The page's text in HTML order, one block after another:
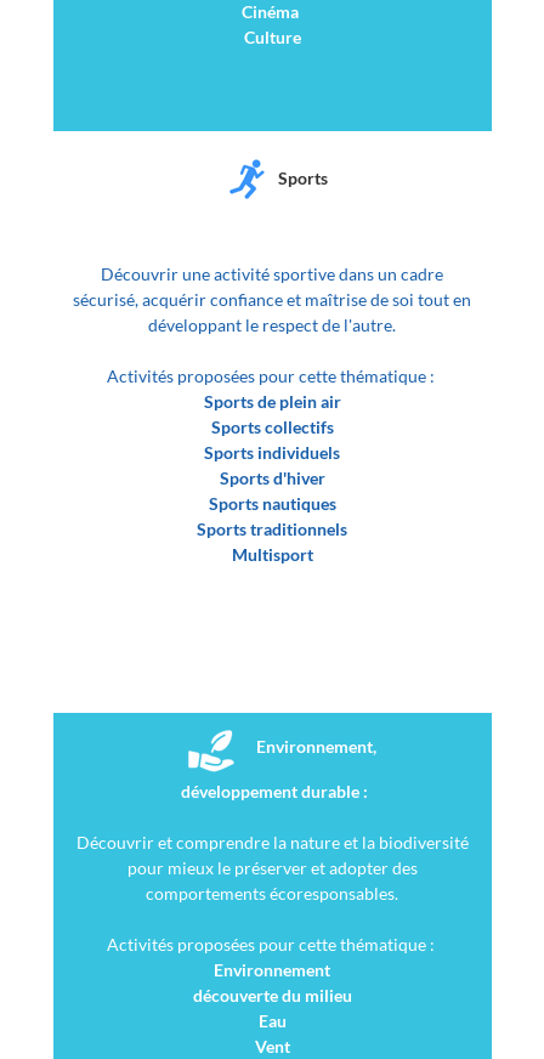
Cinéma
Culture
Sports
Découvrir une activité sportive dans un cadre
sécurisé, acquérir confiance et maîtrise de soi tout en
développant le respect de l'autre.
Activités proposées pour cette thématique :
Sports de plein air
Sports collectifs
Sports individuels
Sports d'hiver
Sports nautiques
Sports traditionnels
Multisport
Environnement,
développement durable :
Découvrir et comprendre la nature et la biodiversité
pour mieux le préserver et adopter des
comportements écoresponsables.
Activités proposées pour cette thématique :
Environnement
découverte du milieu
Eau
Vent